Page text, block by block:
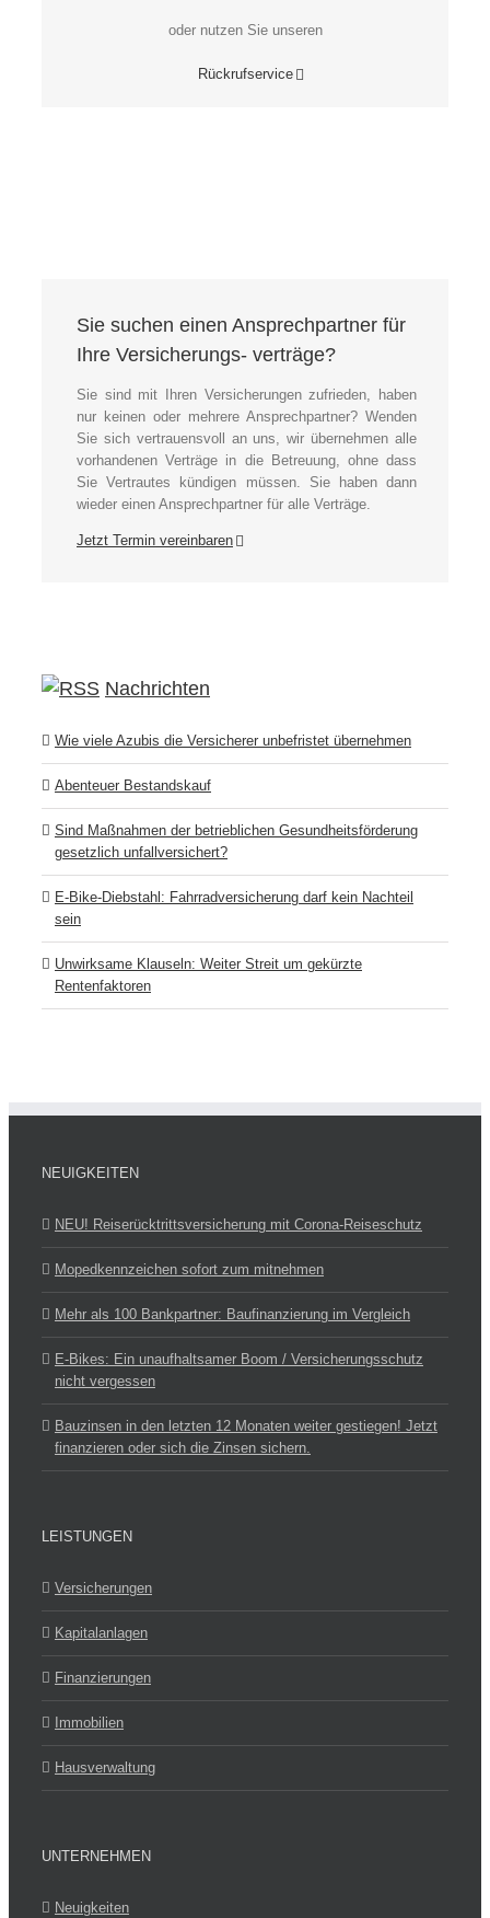
oder nutzen Sie unseren
Rückrufservice
Sie suchen einen Ansprechpartner für
Ihre Versicherungs- verträge?
Sie sind mit Ihren Versicherungen zufrieden, haben
nur keinen oder mehrere Ansprechpartner? Wenden
Sie sich vertrauensvoll an uns, wir übernehmen alle
vorhandenen Verträge in die Betreuung, ohne dass
Sie Vertrautes kündigen müssen. Sie haben dann
wieder einen Ansprechpartner für alle Verträge.
Jetzt Termin vereinbaren
Nachrichten
Wie viele Azubis die Versicherer unbefristet übernehmen
Abenteuer Bestandskauf
Sind Maßnahmen der betrieblichen Gesundheitsförderung
gesetzlich unfallversichert?
E-Bike-Diebstahl: Fahrradversicherung darf kein Nachteil
sein
Unwirksame Klauseln: Weiter Streit um gekürzte
Rentenfaktoren
NEUIGKEITEN
NEU! Reiserücktrittsversicherung mit Corona-Reise­schutz
Mopedkennzeichen sofort zum mitnehmen
Mehr als 100 Bankpartner: Baufinanzierung im Vergleich
E-Bikes: Ein unaufhaltsamer Boom / Versicherungsschutz
nicht vergessen
Bauzinsen in den letzten 12 Monaten weiter gestiegen! Jetzt
finanzieren oder sich die Zinsen sichern.
LEISTUNGEN
Versicherungen
Kapitalanlagen
Finanzierungen
Immobilien
Hausverwaltung
UNTERNEHMEN
Neuigkeiten